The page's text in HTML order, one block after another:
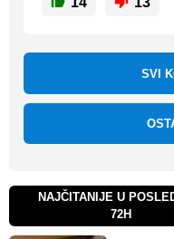
SVI
NAJČITANIJE U
72H